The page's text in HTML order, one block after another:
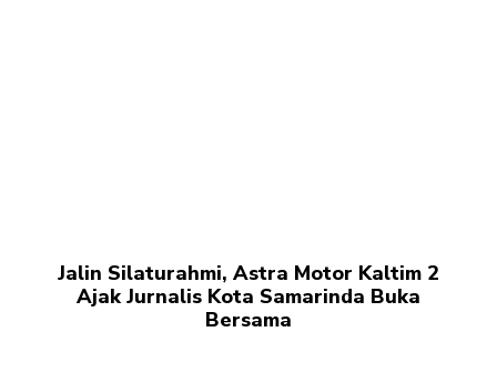
Jalin Silaturahmi, Astra Motor Kaltim 2
Ajak Jurnalis Kota Samarinda Buka
Bersama